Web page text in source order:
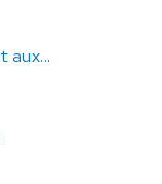
aux...